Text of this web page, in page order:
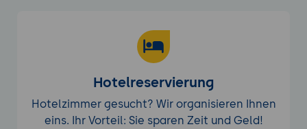
Hotelreservierung
Hotelzimmer gesucht? Wir organisieren Ihnen
eins. Ihr Vorteil: Sie sparen Zeit und Geld!